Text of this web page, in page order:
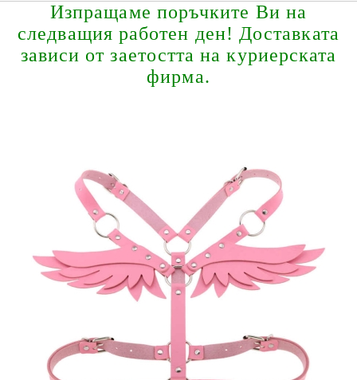
Изпращаме поръчките Ви на
следващия работен ден! Доставката
зависи от заетостта на куриерската
фирма.